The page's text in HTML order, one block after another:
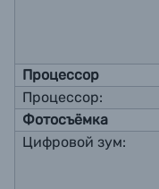
Процессор
Процессор:
Фотосъёмка
Цифровой зум: